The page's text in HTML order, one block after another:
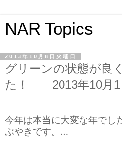
NAR Topics
2013年10月8日火曜日
グリーンの状態が良
た！ 2013年10月1
今年は本当に大変な年で
ぶやきです。…